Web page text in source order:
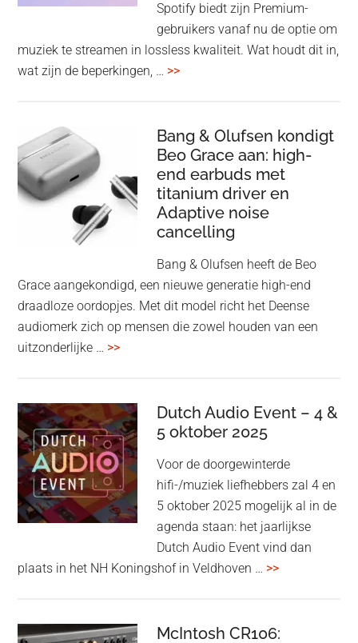
Spotify biedt zijn Premium-
gebruikers vanaf nu de optie om
muziek te streamen in lossless kwaliteit. Wat houdt dit in,
wat zijn de beperkingen, … >>overSpotify
nu
ook
in
‘lossless’
kwaliteit
Bang & Olufsen kondigt
Beo Grace aan: high-
end earbuds met
titanium driver en
Adaptive noise
cancelling
Bang & Olufsen heeft de Beo
Grace aangekondigd, een nieuwe generatie high-end
draadloze oordopjes. Met dit model richt het Deense
audiomerk zich op mensen die zowel houden van een
uitzonderlijke … >>overBang
kondigt
Beo
Grace
aan:
high-
end
earbuds
titanium
Adaptive
Dutch Audio Event – 4 &
5 oktober 2025
Voor de doorgewinterde
hifi-/muziek liefhebbers zal 4 en
5 oktober 2025 mogelijk al in de
agenda staan: het jaarlijkse
Dutch Audio Event vind dan
plaats in het NH Koningshof in Veldhoven … >>overDutch
–
McIntosh CR106: